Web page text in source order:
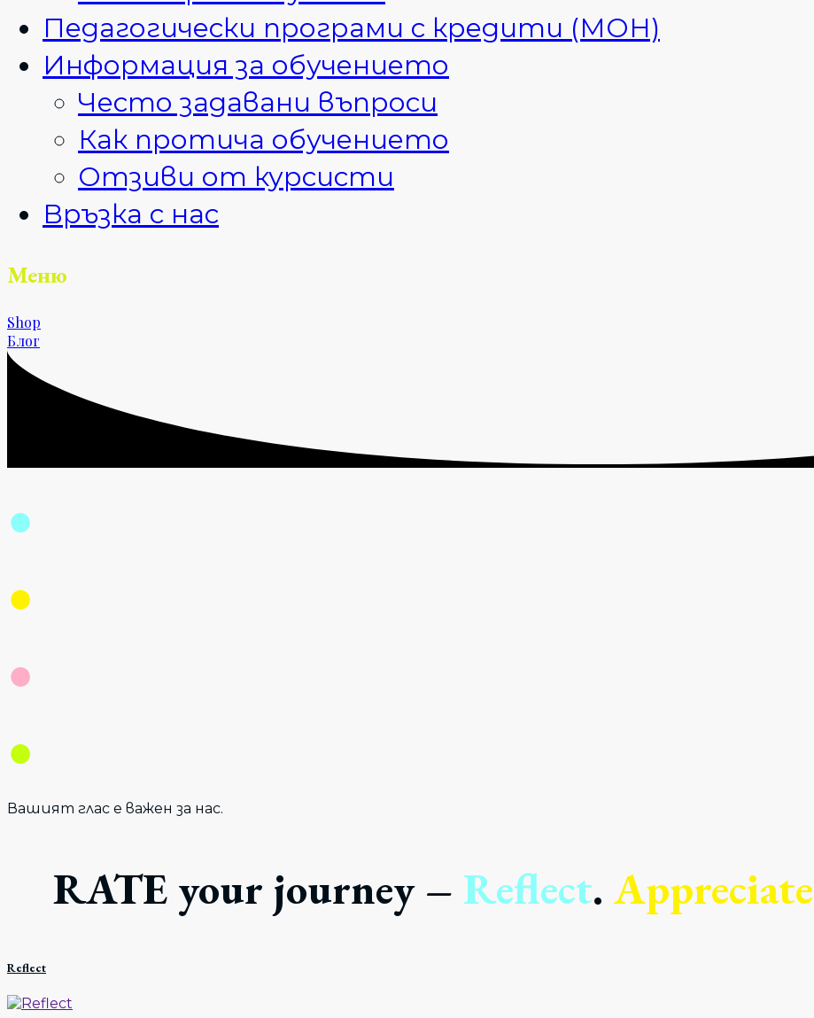
Педагогически програми с кредити (МОН)
Информация за обучението
Често задавани въпроси
Как протича обучението
Отзиви от курсисти
Връзка с нас
Меню
Shop
Блог
●
●
●
●
Вашият глас е важен за нас.
RATE your journey – Reflect. Appreciate
Reflect